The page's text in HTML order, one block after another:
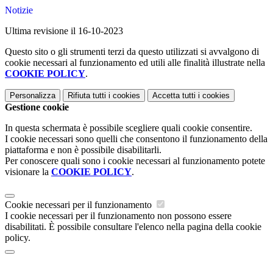
Notizie
Ultima revisione il 16-10-2023
Questo sito o gli strumenti terzi da questo utilizzati si avvalgono di
cookie necessari al funzionamento ed utili alle finalità illustrate nella
COOKIE POLICY.
Personalizza Rifiuta tutti i cookies Accetta tutti i cookies
Gestione cookie
In questa schermata è possibile scegliere quali cookie consentire.
I cookie necessari sono quelli che consentono il funzionamento della
piattaforma e non è possibile disabilitarli.
Per conoscere quali sono i cookie necessari al funzionamento potete
visionare la COOKIE POLICY.
Cookie necessari per il funzionamento
I cookie necessari per il funzionamento non possono essere
disabilitati. È possibile consultare l'elenco nella pagina della cookie
policy.